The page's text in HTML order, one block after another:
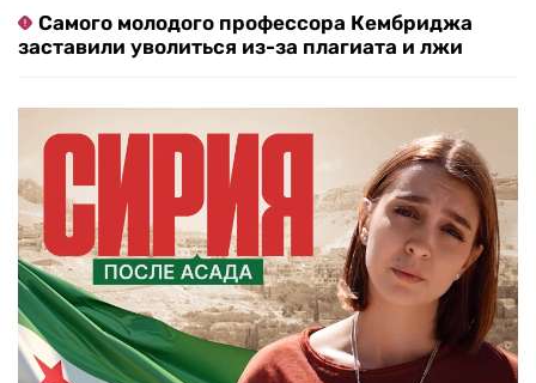
Самого молодого профессора Кембриджа
заставили уволиться из-за плагиата и лжи